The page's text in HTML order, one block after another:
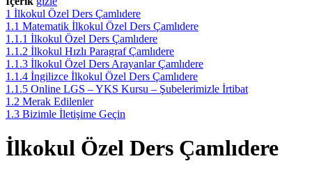
1 İlkokul Özel Ders Çamlıdere
1.1 Matematik İlkokul Özel Ders Çamlıdere
1.1.1 İlkokul Özel Ders Çamlıdere
1.1.2 İlkokul Hızlı Paragraf Çamlıdere
1.1.3 İlkokul Özel Ders Arayanlar Çamlıdere
1.1.4 İngilizce İlkokul Özel Ders Çamlıdere
1.1.5 Online LGS – YKS Kursu – Şubelerimizle İrtibat
1.2 Merak Edilenler
1.3 Bizimle İletişime Geçin
İlkokul Özel Ders Çamlıdere